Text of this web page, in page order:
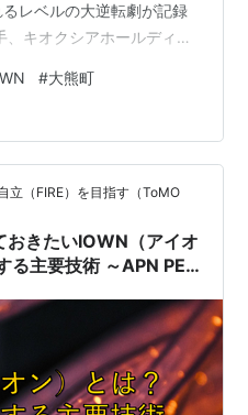
レベルの大逆転劇が記録
キオクシアホールディン
上場企業で2位に浮上する
で押さえておくべき文脈
ソフトバンクグループがト
トップの座を奪い、国内
クG・キオクシア・トヨタ
#大熊町
立（FIRE）を目指す（ToMO
おきたいIOWN（アイオ
る主要技術 ～APN PEC